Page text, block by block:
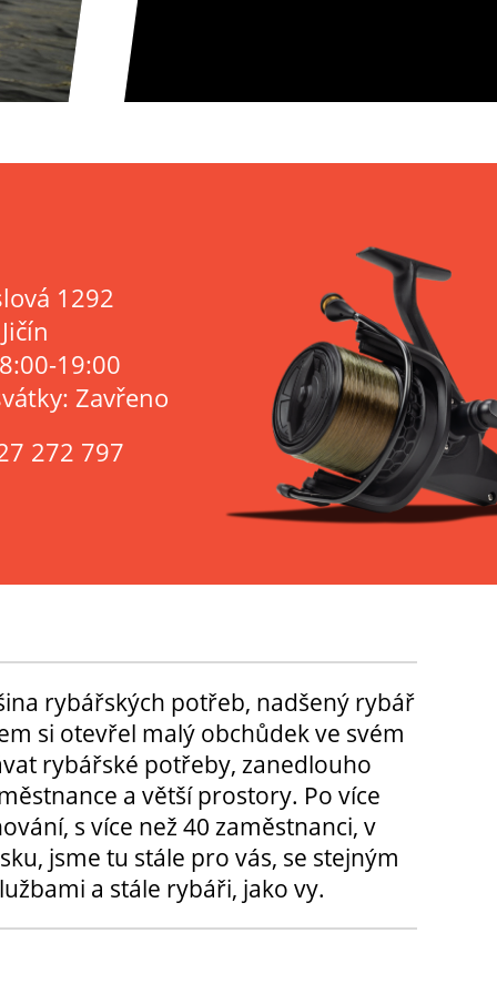
1292
19:00
Zavřeno
272 797
rybářských potřeb, nadšený rybář
si otevřel malý obchůdek ve svém
rybářské potřeby, zanedlouho
a větší prostory. Po více
s více než 40 zaměstnanci, v
jsme tu stále pro vás, se stejným
a stále rybáři, jako vy.